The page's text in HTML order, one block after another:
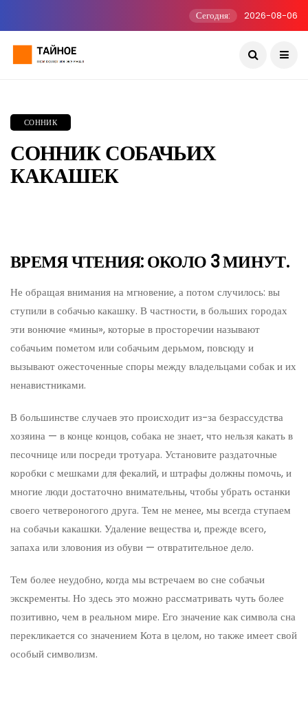
Сегодня: 2026-08-06
СОННИК
СОННИК СОБАЧЬИХ
КАКАШЕК
ВРЕМЯ ЧТЕНИЯ: ОКОЛО 3 МИНУТ.
Не обращая внимания на мгновение, а потом случилось: вы
ступили в собачью какашку. В частности, в больших городах
эти вонючие «мины», которые в просторечии называют
собачьим пометом или собачьим дерьмом, повсюду и
вызывают ожесточенные споры между владельцами собак и их
ненавистниками.
В большинстве случаев это происходит из-за безрассудства
хозяина — в конце концов, собака не знает, что нельзя какать в
песочнице или посреди тротуара. Установите раздаточные
коробки с мешками для фекалий, и штрафы должны помочь, и
многие люди достаточно внимательны, чтобы убрать останки
своего четвероногого друга. Тем не менее, мы всегда ступаем
на собачьи какашки. Удаление вещества и, прежде всего,
запаха или зловония из обуви — отвратительное дело.
Тем более неудобно, когда мы встречаем во сне собачьи
экскременты. Но здесь это можно рассматривать чуть более
позитивно, чем в реальном мире. Его значение как символа сна
перекликается со значением Кота в целом, но также имеет свой
особый символизм.